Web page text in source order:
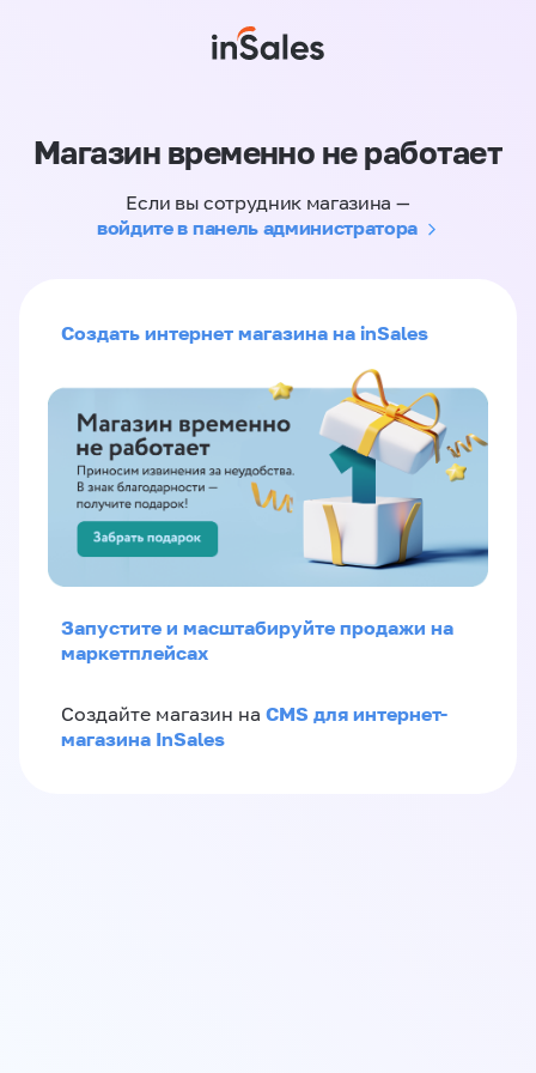
Магазин временно не работает
Если вы сотрудник магазина —
войдите в панель администратора
Создать интернет магазина на inSales
Запустите и масштабируйте продажи на
маркетплейсах
Создайте магазин на CMS для интернет-
магазина InSales